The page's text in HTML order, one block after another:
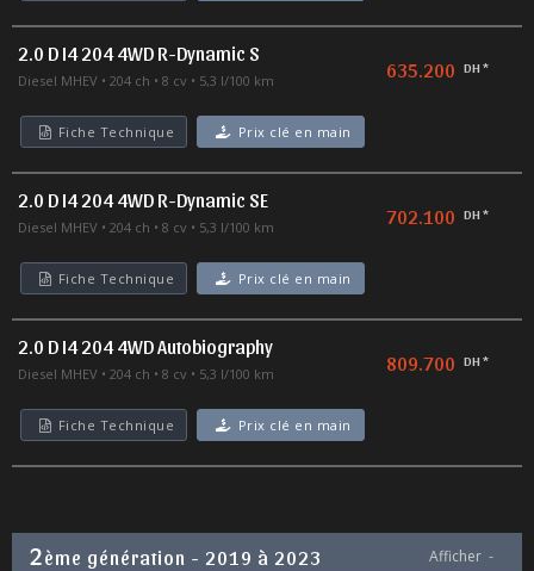
2.0 D I4 204 4WD R-Dynamic S
Diesel MHEV 204 ch 8 cv 5,3 l/100 km 635.200 DH *
Fiche Technique Prix clé en main
2.0 D I4 204 4WD R-Dynamic SE
Diesel MHEV 204 ch 8 cv 5,3 l/100 km 702.100 DH *
Fiche Technique Prix clé en main
2.0 D I4 204 4WD Autobiography
Diesel MHEV 204 ch 8 cv 5,3 l/100 km 809.700 DH *
Fiche Technique Prix clé en main
2ème génération - 2019 à 2023 Afficher -